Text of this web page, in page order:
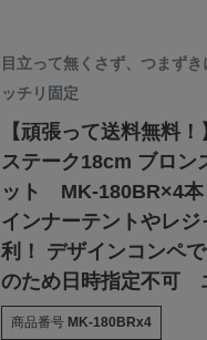
目立って無くさず、つまず
ッチリ固定
【頑張って送料無料
ステーク18cm ブロ
ット MK-180BR×4
インナーテントやレ
利！ デザインコンペ
のため日時指定不可
商品番号 MK-180BRx4